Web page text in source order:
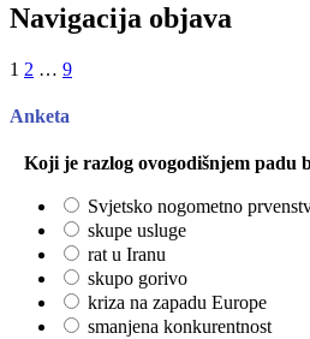
Navigacija objava
1 2 … 9
Anketa
Koji je razlog ovogodišnjem padu
Svjetsko nogometno
skupe usluge
rat u Iranu
skupo gorivo
kriza na zapadu Europe
smanjena konkurentnost